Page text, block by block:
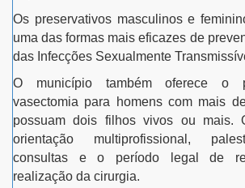
Os preservativos masculinos e
uma das formas mais eficazes de
das Infecções Sexualmente
O município também oferece o
vasectomia para homens com mais
possuam dois filhos vivos ou mais.
orientação multiprofissional,
consultas e o período legal de
realização da cirurgia.